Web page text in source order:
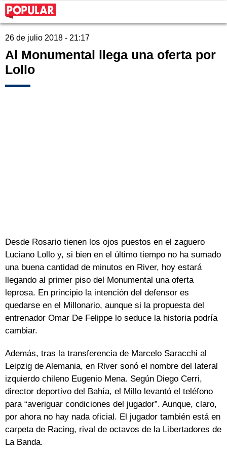
26 de julio 2018 - 21:17
Al Monumental llega una oferta por
Lollo
Desde Rosario tienen los ojos puestos en el zaguero
Luciano Lollo y, si bien en el último tiempo no ha sumado
una buena cantidad de minutos en River, hoy estará
llegando al primer piso del Monumental una oferta
leprosa. En principio la intención del defensor es
quedarse en el Millonario, aunque si la propuesta del
entrenador Omar De Felippe lo seduce la historia podría
cambiar.
Además, tras la transferencia de Marcelo Saracchi al
Leipzig de Alemania, en River sonó el nombre del lateral
izquierdo chileno Eugenio Mena. Según Diego Cerri,
director deportivo del Bahía, el Millo levantó el teléfono
para “averiguar condiciones del jugador”. Aunque, claro,
por ahora no hay nada oficial. El jugador también está en
carpeta de Racing, rival de octavos de la Libertadores de
La Banda.